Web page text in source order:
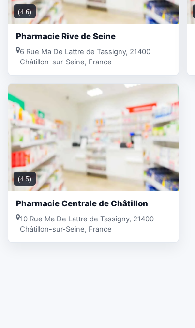
(4.6)
Pharmacie Rive de Seine
6 Rue Ma De Lattre de Tassigny, 21400
Châtillon-sur-Seine, France
(4.5)
Pharmacie Centrale de Châtillon
10 Rue Ma De Lattre de Tassigny, 21400
Châtillon-sur-Seine, France